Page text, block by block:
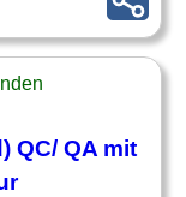
QC/ QA mit